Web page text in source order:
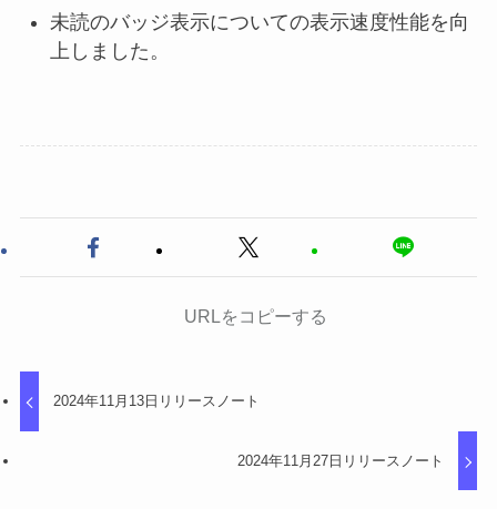
未読のバッジ表示についての表示速度性能を向
上しました。
URLをコピーする
2024年11月13日リリースノート
2024年11月27日リリースノート